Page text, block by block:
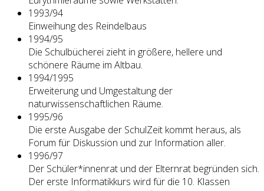
1993/94
Einweihung des Reindelbaus
1994/95
Die Schulbücherei zieht in größere, hellere und
schönere Räume im Altbau.
1994/1995
Erweiterung und Umgestaltung der
naturwissenschaftlichen Räume.
1995/96
Die erste Ausgabe der SchulZeit kommt heraus, als
Forum für Diskussion und zur Information aller.
1996/97
Der Schüler*innenrat und der Elternrat begründen sich.
Der erste Informatikkurs wird für die 10. Klassen